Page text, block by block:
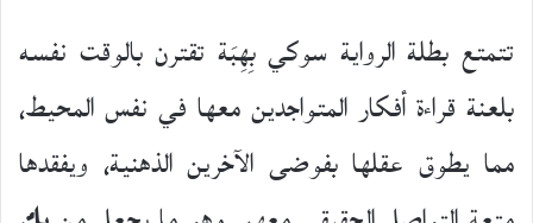
تتمتع بطلة الرواية سوكي بِهِبَة تقترن بالوقت نفسه
بلعنة قراءة أفكار المتواجدين معها في نفس المحيط،
مما يطوق عقلها بفوضى الآخرين الذهنية، ويفقدها